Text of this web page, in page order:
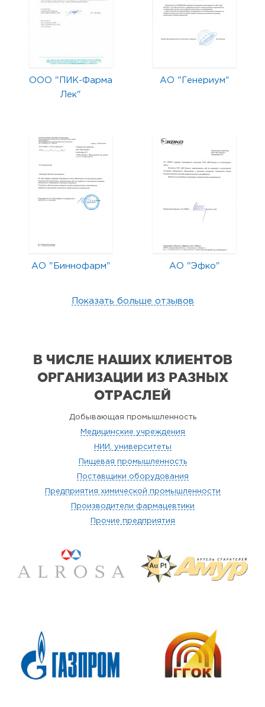
ООО "ПИК-Фарма
Лек"
АО "Генериум"
АО "Биннофарм" АО "Эфко"
Показать больше отзывов
В ЧИСЛЕ НАШИХ КЛИЕНТОВ
ОРГАНИЗАЦИИ ИЗ РАЗНЫХ
ОТРАСЛЕЙ
Добывающая промышленность
Медицинские учреждения
НИИ, университеты
Пищевая промышленность
Поставщики оборудования
Предприятия химической промышленности
Производители фармацевтики
Прочие предприятия